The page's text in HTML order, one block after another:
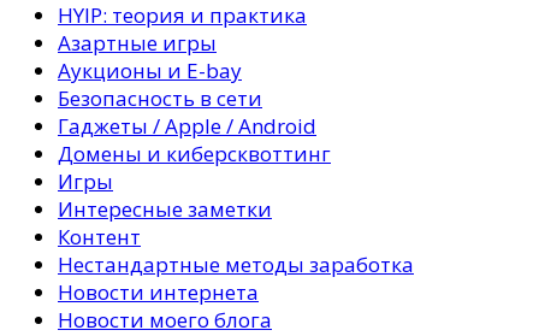
HYIP: теория и практика
Азартные игры
Аукционы и E-bay
Безопасность в сети
Гаджеты / Apple / Android
Домены и киберсквоттинг
Игры
Интересные заметки
Контент
Нестандартные методы заработка
Новости интернета
Новости моего блога